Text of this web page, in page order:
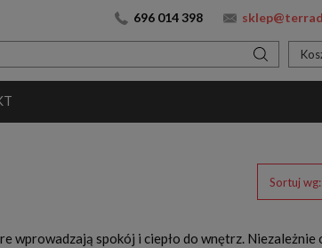
696 014 398
Sortuj wg:
wprowadzają spokój i ciepło do wnętrz. Niezależnie